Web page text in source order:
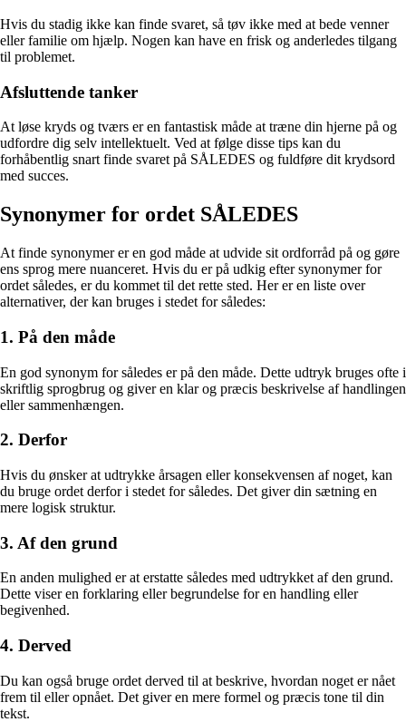
Hvis du stadig ikke kan finde svaret, så tøv ikke med at bede venner
eller familie om hjælp. Nogen kan have en frisk og anderledes tilgang
til problemet.
Afsluttende tanker
At løse kryds og tværs er en fantastisk måde at træne din hjerne på og
udfordre dig selv intellektuelt. Ved at følge disse tips kan du
forhåbentlig snart finde svaret på SÅLEDES og fuldføre dit krydsord
med succes.
Synonymer for ordet SÅLEDES
At finde synonymer er en god måde at udvide sit ordforråd på og gøre
ens sprog mere nuanceret. Hvis du er på udkig efter synonymer for
ordet således, er du kommet til det rette sted. Her er en liste over
alternativer, der kan bruges i stedet for således:
1. På den måde
En god synonym for således er på den måde. Dette udtryk bruges ofte i
skriftlig sprogbrug og giver en klar og præcis beskrivelse af handlingen
eller sammenhængen.
2. Derfor
Hvis du ønsker at udtrykke årsagen eller konsekvensen af noget, kan
du bruge ordet derfor i stedet for således. Det giver din sætning en
mere logisk struktur.
3. Af den grund
En anden mulighed er at erstatte således med udtrykket af den grund.
Dette viser en forklaring eller begrundelse for en handling eller
begivenhed.
4. Derved
Du kan også bruge ordet derved til at beskrive, hvordan noget er nået
frem til eller opnået. Det giver en mere formel og præcis tone til din
tekst.